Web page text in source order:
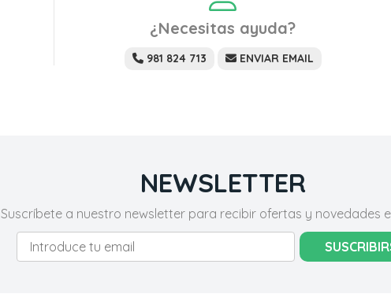
¿Necesitas ayuda?
981 824 713 ENVIAR EMAIL
NEWSLETTER
Suscríbete a nuestro newsletter para recibir ofertas y novedades